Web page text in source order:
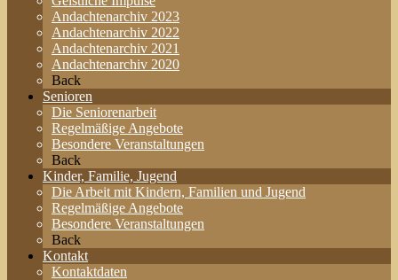
Andachtenarchiv 2023
Andachtenarchiv 2022
Andachtenarchiv 2021
Andachtenarchiv 2020
Back
Senioren
Die Seniorenarbeit
Regelmäßige Angebote
Besondere Veranstaltungen
Back
Kinder, Familie, Jugend
Die Arbeit mit Kindern, Familien und Jugend
Regelmäßige Angebote
Besondere Veranstaltungen
Back
Kontakt
Kontaktdaten